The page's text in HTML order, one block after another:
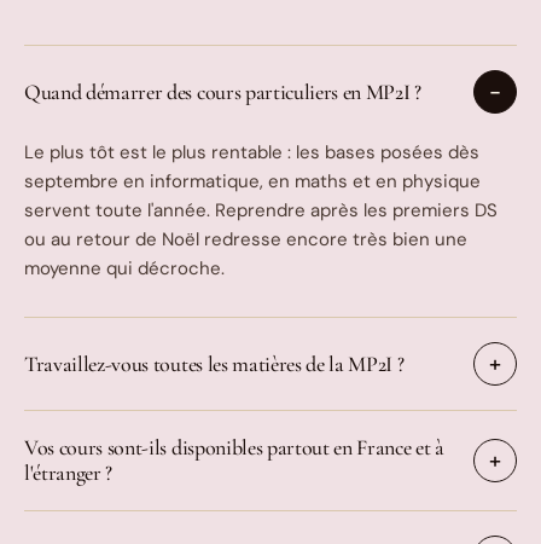
Quand démarrer des cours particuliers en MP2I ?
Le plus tôt est le plus rentable : les bases posées dès
septembre en informatique, en maths et en physique
servent toute l'année. Reprendre après les premiers DS
ou au retour de Noël redresse encore très bien une
moyenne qui décroche.
Travaillez-vous toutes les matières de la MP2I ?
Vos cours sont-ils disponibles partout en France et à
l'étranger ?